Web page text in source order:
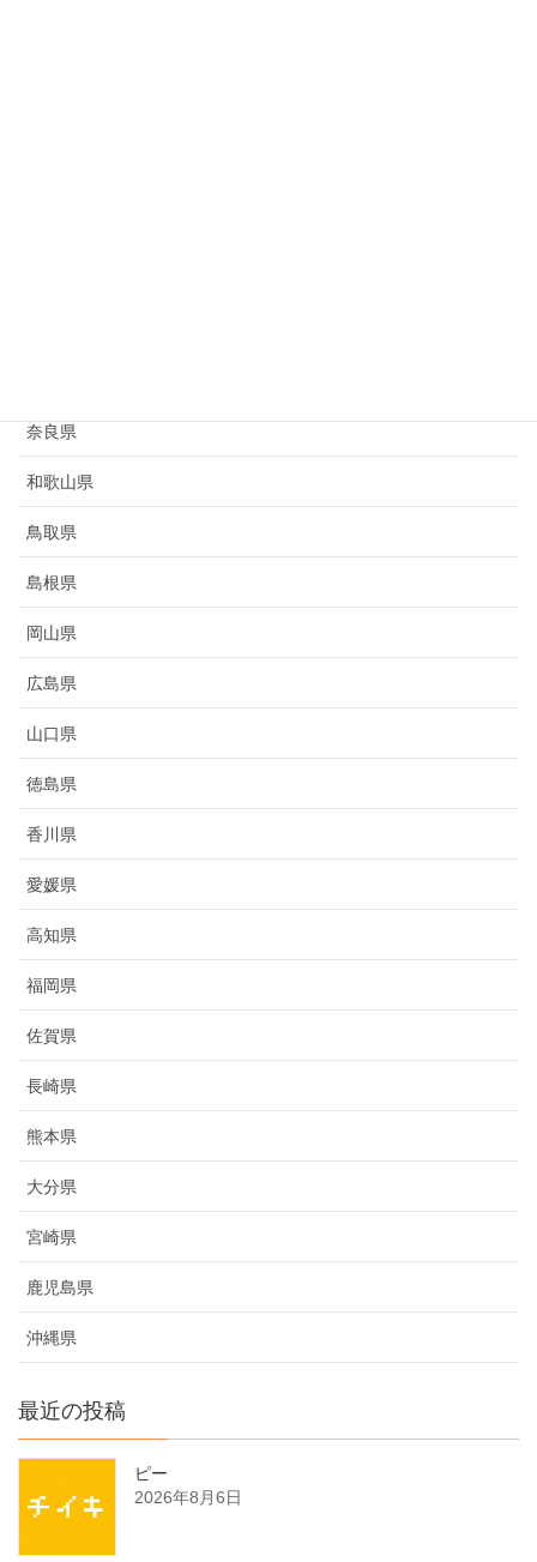
奈良県
和歌山県
鳥取県
島根県
岡山県
広島県
山口県
徳島県
香川県
愛媛県
高知県
福岡県
佐賀県
長崎県
熊本県
大分県
宮崎県
鹿児島県
沖縄県
最近の投稿
ピー
2026年8月6日